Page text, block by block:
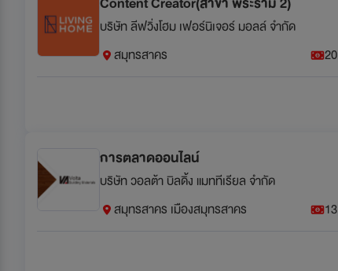
บริษัท ลีฟวิ่งโฮม เฟอร์นิเจอร์ มอลล์ จำกัด
สมุทรสาคร
การตลาดออนไลน์
บริษัท วอลต้า บิลดิ้ง แมททีเรียล จำกัด
สมุทรสาคร เมืองสมุทรสาคร